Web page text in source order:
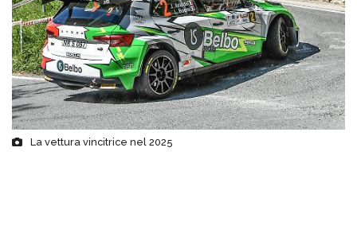
La vettura vincitrice nel 2025